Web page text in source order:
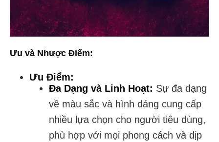
Ưu và Nhược Điểm:
Ưu Điểm:
Đa Dạng và Linh Hoạt: Sự đa dạng
về màu sắc và hình dáng cung cấp
nhiều lựa chọn cho người tiêu dùng,
phù hợp với mọi phong cách và dịp